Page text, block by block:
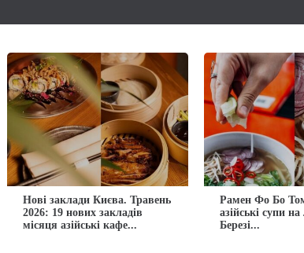
Нові заклади Києва. Травень
2026: 19 нових закладів
місяця азійські кафе...
Рамен Фо Бо
азійські супи
Березі...